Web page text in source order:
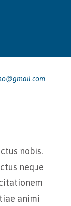
nobis.
neque
animi